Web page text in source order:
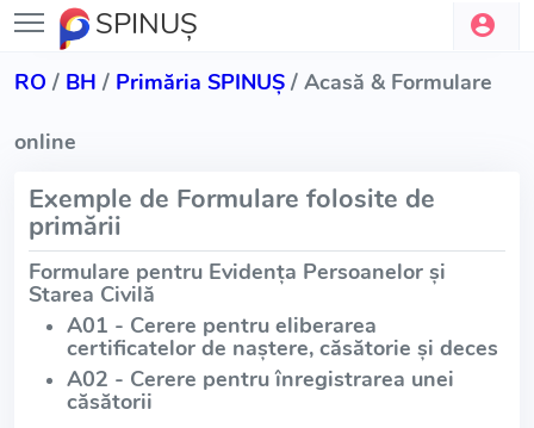
SPINUŞ
RO / BH / Primăria SPINUŞ / Acasă & Formulare
online
Exemple de Formulare folosite de
primării
Formulare pentru Evidența Persoanelor și
Starea Civilă
A01 - Cerere pentru eliberarea
certificatelor de naștere, căsătorie și deces
A02 - Cerere pentru înregistrarea unei
căsătorii